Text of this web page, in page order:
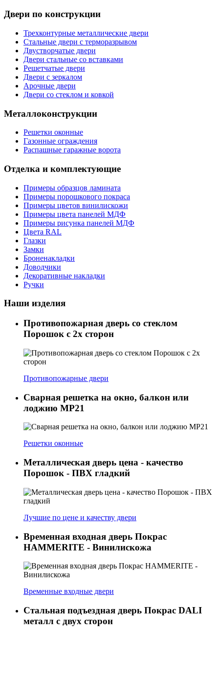
Двери по конструкции
Трехконтурные металлические двери
Стальные двери с терморазрывом
Двустворчатые двери
Двери стальные со вставками
Решетчатые двери
Двери с зеркалом
Арочные двери
Двери со стеклом и ковкой
Металлоконструкции
Решетки оконные
Газонные ограждения
Распашные гаражные ворота
Отделка и комплектующие
Примеры образцов ламината
Примеры порошкового покраса
Примеры цветов винилискожи
Примеры цвета панелей МДФ
Примеры рисунка панелей МДФ
Цвета RAL
Глазки
Замки
Броненакладки
Доводчики
Декоративные накладки
Ручки
Наши изделия
Противопожарная дверь со стеклом
Порошок с 2х сторон
Противопожарные двери
Сварная решетка на окно, балкон или
лоджию МР21
Решетки оконные
Металлическая дверь цена - качество
Порошок - ПВХ гладкий
Лучшие по цене и качеству двери
Временная входная дверь Покрас
HAMMERITE - Винилискожа
Временные входные двери
Стальная подъездная дверь Покрас DALI
металл с двух сторон